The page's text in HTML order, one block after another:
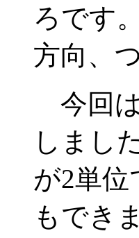
ろです
方向、
今回
しまし
が2単
もでき